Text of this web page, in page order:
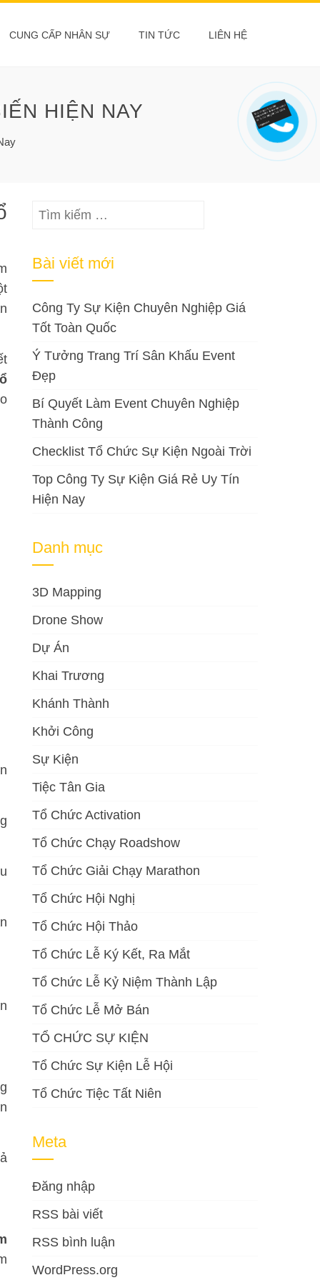
CUNG CẤP NHÂN SỰ TIN TỨC LIÊN HỆ
HIỆN NAY
Tìm
Bài viết mới
Công Ty Sự Kiện Chuyên Nghiệp Giá
Tốt Toàn Quốc
Ý Tưởng Trang Trí Sân Khấu Event
Đẹp
Bí Quyết Làm Event Chuyên Nghiệp
Thành Công
Checklist Tổ Chức Sự Kiện Ngoài Trời
Top Công Ty Sự Kiện Giá Rẻ Uy Tín
Hiện Nay
Danh mục
3D Mapping
Drone Show
Dự Án
Khai Trương
Khánh Thành
Khởi Công
Sự Kiện
Tiệc Tân Gia
Tổ Chức Activation
Tổ Chức Chạy Roadshow
Tổ Chức Giải Chạy Marathon
Tổ Chức Hội Nghị
Tổ Chức Hội Thảo
Tổ Chức Lễ Ký Kết, Ra Mắt
Tổ Chức Lễ Kỷ Niệm Thành Lập
Tổ Chức Lễ Mở Bán
TỔ CHỨC SỰ KIỆN
Tổ Chức Sự Kiện Lễ Hội
Tổ Chức Tiệc Tất Niên
Meta
Đăng nhập
RSS bài viết
RSS bình luận
WordPress.org